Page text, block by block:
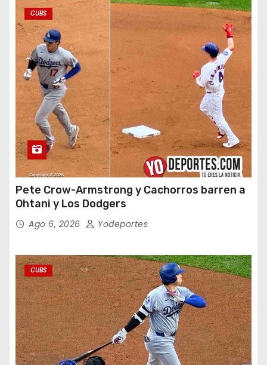
CUBS
Pete Crow-Armstrong y Cachorros barren a
Ohtani y Los Dodgers
Ago 6, 2026 Yodeportes
CUBS